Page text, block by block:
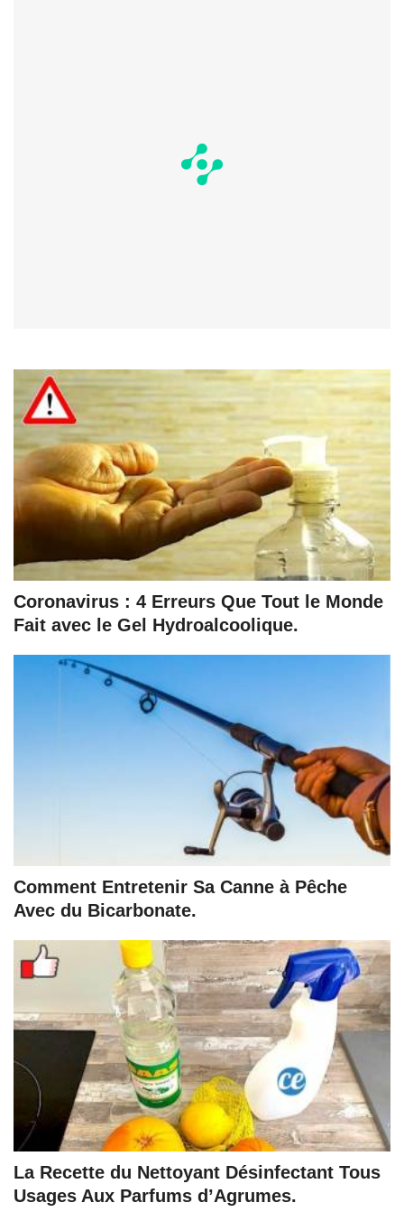
Coronavirus : 4 Erreurs Que Tout le Monde
Fait avec le Gel Hydroalcoolique.
Comment Entretenir Sa Canne à Pêche
Avec du Bicarbonate.
La Recette du Nettoyant Désinfectant Tous
Usages Aux Parfums d’Agrumes.